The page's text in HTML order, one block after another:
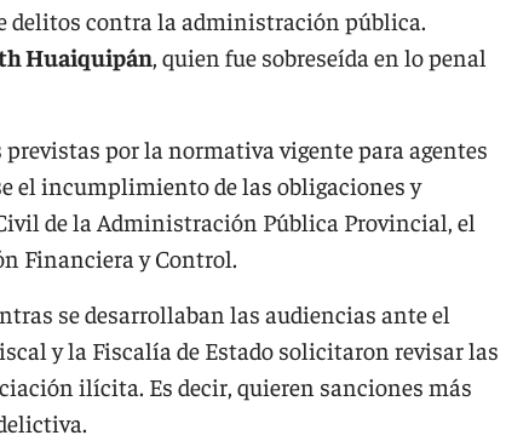
delitos contra la administración pública.
Huaiquipán, quien fue sobreseída en lo penal
por la normativa vigente para agentes
el incumplimiento de las obligaciones y
de la Administración Pública Provincial, el
Financiera y Control.
se desarrollaban las audiencias ante el
y la Fiscalía de Estado solicitaron revisar las
ilícita. Es decir, quieren sanciones más